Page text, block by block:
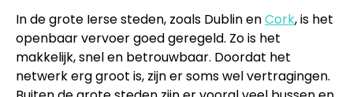
In de grote Ierse steden, zoals Dublin enCork, is het
openbaar vervoer goed geregeld. Zo is het
makkelijk, snel en betrouwbaar. Doordat het
netwerk erg groot is, zijn er soms wel vertragingen.